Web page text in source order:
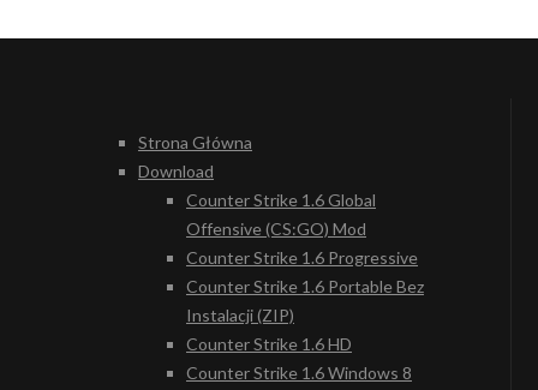
Strona Główna
Download
Counter Strike 1.6 Global
Offensive (CS:GO) Mod
Counter Strike 1.6 Progressive
Counter Strike 1.6 Portable Bez
Instalacji (ZIP)
Counter Strike 1.6 HD
Counter Strike 1.6 Windows 8